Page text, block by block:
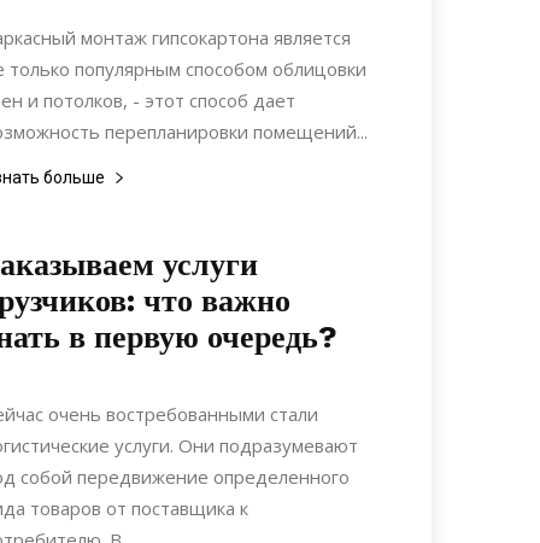
монтаж гипсокартона является
только популярным способом облицовки
и потолков, - этот способ дает
перепланировки помещений...
больше
услуги
что важно
в первую очередь?
14.04.2021
очень востребованными стали
услуги. Они подразумевают
собой передвижение определенного
товаров от поставщика к